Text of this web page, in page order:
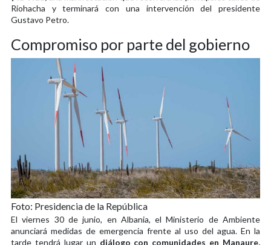
Riohacha y terminará con una intervención del presidente
Gustavo Petro.
Compromiso por parte del gobierno
Foto: Presidencia de la República
El viernes 30 de junio, en Albania, el Ministerio de Ambiente
anunciará medidas de emergencia frente al uso del agua. En la
tarde tendrá lugar un diálogo con comunidades en Manaure,